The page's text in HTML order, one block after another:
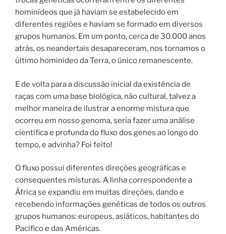
hominídeos que já haviam se estabelecido em
diferentes regiões e haviam se formado em diversos
grupos humanos. Em um ponto, cerca de 30.000 anos
atrás, os neandertais desapareceram, nos tornamos o
último hominídeo da Terra, o único remanescente.
E de volta para a discussão inicial da existência de
raças com uma base biológica, não cultural, talvez a
melhor maneira de ilustrar a enorme mistura que
ocorreu em nosso genoma, seria fazer uma análise
científica e profunda do fluxo dos genes ao longo do
tempo, e advinha? Foi feito!
O fluxo possui diferentes direções geográficas e
consequentes misturas. A linha correspondente a
África se expandiu em muitas direções, dando e
recebendo informações genéticas de todos os outros
grupos humanos: europeus, asiáticos, habitantes do
Pacífico e das Américas.